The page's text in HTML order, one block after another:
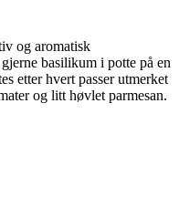
og aromatisk
basilikum i potte på en
etter hvert passer utmerket
og litt høvlet parmesan.